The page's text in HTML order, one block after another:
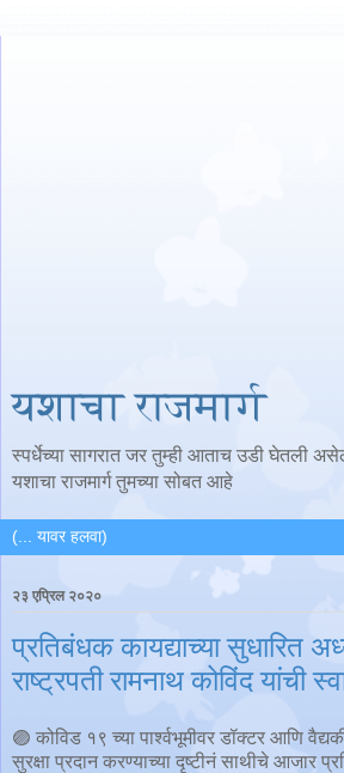
यशाचा राजमार्ग
स्पर्धेच्या सागरात जर तुम्ही आताच उडी घेतली
यशाचा राजमार्ग तुमच्या सोबत आहे
२३ एप्रिल २०२०
प्रतिबंधक कायद्याच्या सुधारित
राष्ट्रपती रामनाथ कोविंद यांची
🟣 कोविड १९ च्या पार्श्वभूमीवर डॉक्टर आणि
सुरक्षा प्रदान करण्याच्या दृष्टीनं साथीचे आजार